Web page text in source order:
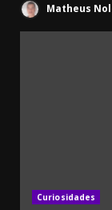
Matheus
Curiosidades